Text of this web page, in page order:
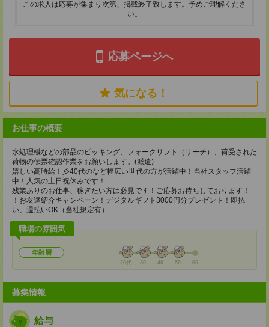
この求人は応募が集まり次第、掲載終了致します。予めご理解くださ
い。
応募ページへ
気になる！
お仕事の概要
水処理機などの部品のピッキング、フォークリフト（リーチ）、荷受された
荷物の伝票確認作業をお願いします。(派遣)
嬉しい高時給！彡40代のなど幅広い世代の方が活躍中！当社スタッフ活躍
中！人気の土日祝休みです！
残業ありのお仕事、稼ぎたい方は必見です！ご応募お待ちしております！
！お友達紹介キャンペーン！デジタルギフト3000円分プレゼント！即払
い、週払いOK（当社規定有）
職場の雰囲気
年齢層
20代 30 40 50 60
募集情報
給与